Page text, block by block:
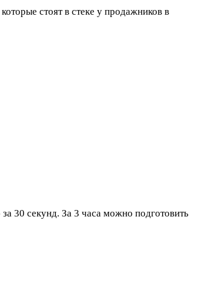
стоят в стеке у продажников в
30 секунд. За 3 часа можно подготовить